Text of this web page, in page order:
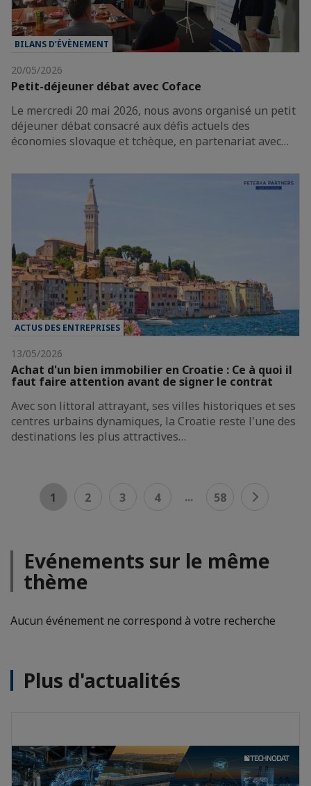
BILANS D’ÉVÈNEMENT
20/05/2026
Petit-déjeuner débat avec Coface
Le mercredi 20 mai 2026, nous avons organisé un petit
déjeuner débat consacré aux défis actuels des
économies slovaque et tchèque, en partenariat avec…
ACTUS DES ENTREPRISES
13/05/2026
Achat d'un bien immobilier en Croatie : Ce à quoi il
faut faire attention avant de signer le contrat
Avec son littoral attrayant, ses villes historiques et ses
centres urbains dynamiques, la Croatie reste l'une des
destinations les plus attractives…
1 2 3 4 ... 58
Evénements sur le même
thème
Aucun événement ne correspond à votre recherche
Plus d'actualités